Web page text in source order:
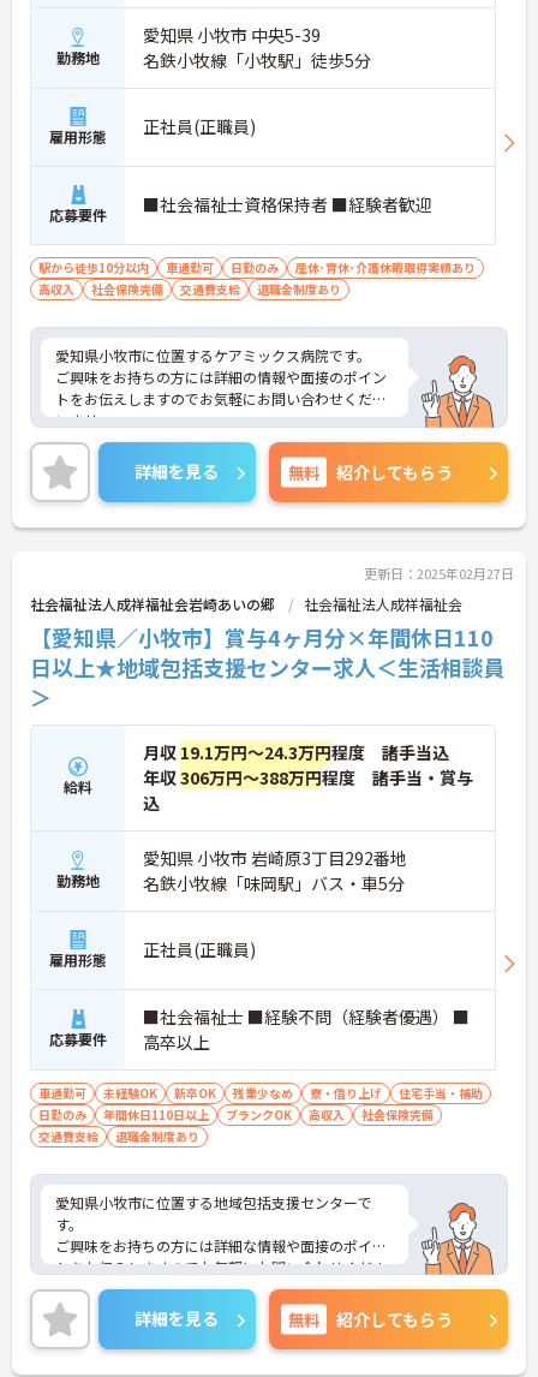
勤務地
愛知県 小牧市 中央5-39
名鉄小牧線「小牧駅」徒歩5分
雇用形態 正社員(正職員)
応募要件 ■社会福祉士資格保持者 ■経験者歓迎
駅から徒歩10分以内 車通勤可 日勤のみ
産休･育休･介護休暇取得実績あり
高収入
社会保険完備 交通費支給 退職金制度あり
愛知県小牧市に位置するケアミックス病院です。
ご興味をお持ちの方には詳細の情報や面接のポイン
トをお伝えしますのでお気軽にお問い合わせくださ
いませ。
詳細を見る 無料 紹介してもらう
更新日：2025年02月27日
社会福祉法人成祥福祉会岩崎あいの郷 社会福祉法人成祥福祉会
【愛知県／小牧市】賞与4ヶ月分×年間休日110
日以上★地域包括支援センター求人＜生活相談員
＞
給料
月収 19.1万円～24.3万円程度 諸手当込
年収306万円～388万円程度 諸手当・賞与
込
勤務地
愛知県 小牧市 岩崎原3丁目292番地
名鉄小牧線「味岡駅」バス・車5分
雇用形態 正社員(正職員)
応募要件
■社会福祉士 ■経験不問（経験者優遇） ■
高卒以上
車通勤可 未経験OK 新卒OK 残業少なめ 寮・借り上げ
住宅手当・補助
日勤のみ
年間休日110日以上 ブランクOK 高収入
社会保険完備
交通費支給
退職金制度あり
愛知県小牧市に位置する地域包括支援センターで
す。
ご興味をお持ちの方には詳細な情報や面接のポイン
トをお伝えしますのでお気軽にお問い合わせくださ
いませ。
詳細を見る 無料 紹介してもらう